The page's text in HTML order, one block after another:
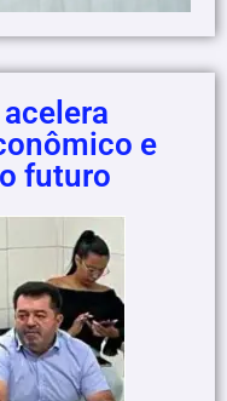
e
futuro